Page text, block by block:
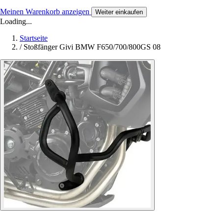
Meinen Warenkorb anzeigen Weiter einkaufen
Loading...
Startseite
/ Stoßfänger Givi BMW F650/700/800GS 08